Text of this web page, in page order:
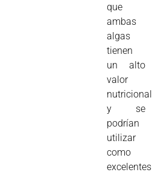
que
ambas
algas
tienen
un alto
valor
nutricional
y se
podrían
utilizar
como
excelentes